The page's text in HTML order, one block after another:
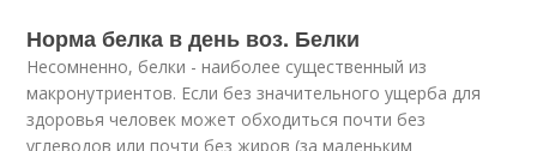
Норма белка в день воз. Белки
Несомненно, белки - наиболее существенный из
макронутриентов. Если без значительного ущерба для
здоровья человек может обходиться почти без
углеводов или почти без жиров (за маленьким